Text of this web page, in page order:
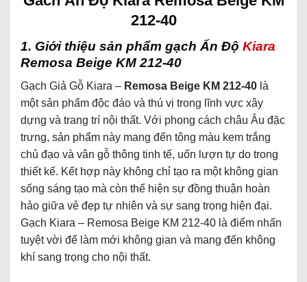
212-40
1. Giới thiệu sản phẩm gạch Ấn Độ Kiara
Remosa Beige KM 212-40
Gạch Giả Gỗ Kiara – Remosa Beige KM 212-40 là
một sản phẩm độc đáo và thú vị trong lĩnh vực xây
dựng và trang trí nội thất. Với phong cách châu Âu đặc
trưng, sản phẩm này mang đến tông màu kem trắng
chủ đạo và vân gỗ thông tinh tế, uốn lượn tự do trong
thiết kế. Kết hợp này không chỉ tạo ra một không gian
sống sáng tạo mà còn thể hiện sự đồng thuận hoàn
hảo giữa vẻ đẹp tự nhiên và sự sang trọng hiện đại.
Gạch Kiara – Remosa Beige KM 212-40 là điểm nhấn
tuyệt vời để làm mới không gian và mang đến không
khí sang trọng cho nội thất.